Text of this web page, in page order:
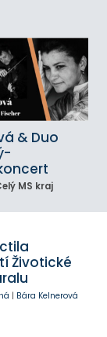
& Duo
MS kraj
Životické
| Bára Kelnerová